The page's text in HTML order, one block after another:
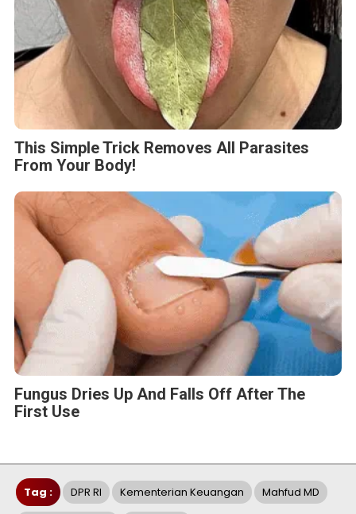
This Simple Trick Removes All Parasites
From Your Body!
Fungus Dries Up And Falls Off After The
First Use
Tag : DPR RI Kementerian Keuangan Mahfud MD